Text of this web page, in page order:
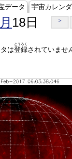
データ 宇宙カレン
18日 >
は登録
とうろく
されていませ